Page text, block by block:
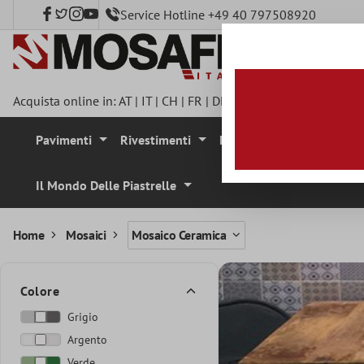
principale Service Hotline +49 40 797508920
Acquista online in:AT| IT| CH | FR | DE
Pavimenti Rivestimenti Mosaici
Il Mondo Delle Piastrelle
Home Mosaici Mosaico Ceramica
Colore
Grigio
Argento